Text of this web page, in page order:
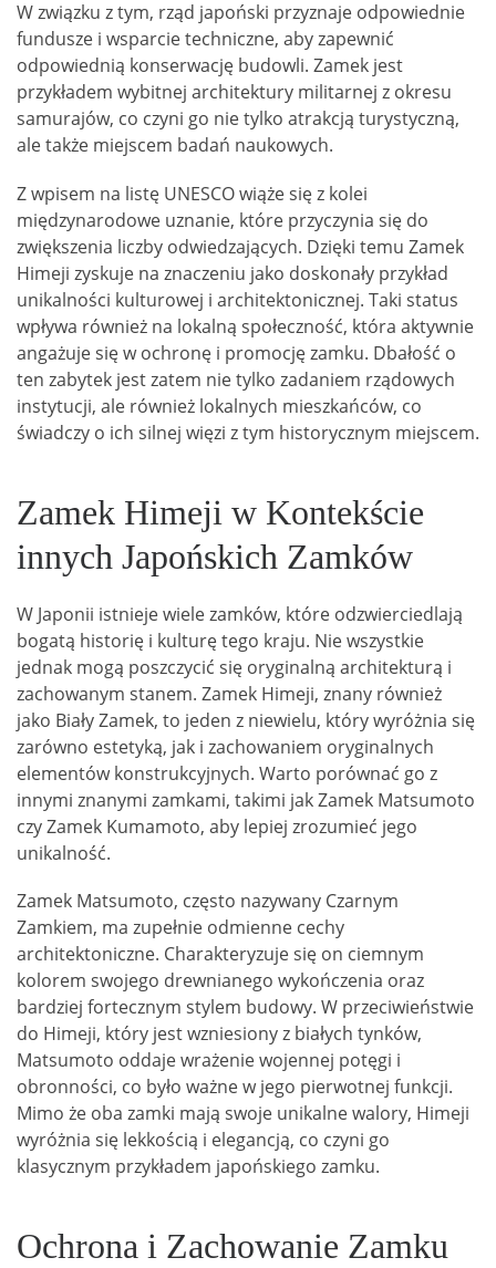
W związku z tym, rząd japoński przyznaje odpowiednie
fundusze i wsparcie techniczne, aby zapewnić
odpowiednią konserwację budowli. Zamek jest
przykładem wybitnej architektury militarnej z okresu
samurajów, co czyni go nie tylko atrakcją turystyczną,
ale także miejscem badań naukowych.
Z wpisem na listę UNESCO wiąże się z kolei
międzynarodowe uznanie, które przyczynia się do
zwiększenia liczby odwiedzających. Dzięki temu Zamek
Himeji zyskuje na znaczeniu jako doskonały przykład
unikalności kulturowej i architektonicznej. Taki status
wpływa również na lokalną społeczność, która aktywnie
angażuje się w ochronę i promocję zamku. Dbałość o
ten zabytek jest zatem nie tylko zadaniem rządowych
instytucji, ale również lokalnych mieszkańców, co
świadczy o ich silnej więzi z tym historycznym miejscem.
Zamek Himeji w Kontekście
innych Japońskich Zamków
W Japonii istnieje wiele zamków, które odzwierciedlają
bogatą historię i kulturę tego kraju. Nie wszystkie
jednak mogą poszczycić się oryginalną architekturą i
zachowanym stanem. Zamek Himeji, znany również
jako Biały Zamek, to jeden z niewielu, który wyróżnia się
zarówno estetyką, jak i zachowaniem oryginalnych
elementów konstrukcyjnych. Warto porównać go z
innymi znanymi zamkami, takimi jak Zamek Matsumoto
czy Zamek Kumamoto, aby lepiej zrozumieć jego
unikalność.
Zamek Matsumoto, często nazywany Czarnym
Zamkiem, ma zupełnie odmienne cechy
architektoniczne. Charakteryzuje się on ciemnym
kolorem swojego drewnianego wykończenia oraz
bardziej fortecznym stylem budowy. W przeciwieństwie
do Himeji, który jest wzniesiony z białych tynków,
Matsumoto oddaje wrażenie wojennej potęgi i
obronności, co było ważne w jego pierwotnej funkcji.
Mimo że oba zamki mają swoje unikalne walory, Himeji
wyróżnia się lekkością i elegancją, co czyni go
klasycznym przykładem japońskiego zamku.
Ochrona i Zachowanie Zamku